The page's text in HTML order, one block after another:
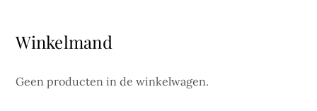
Winkelmand
Geen producten in de winkelwagen.